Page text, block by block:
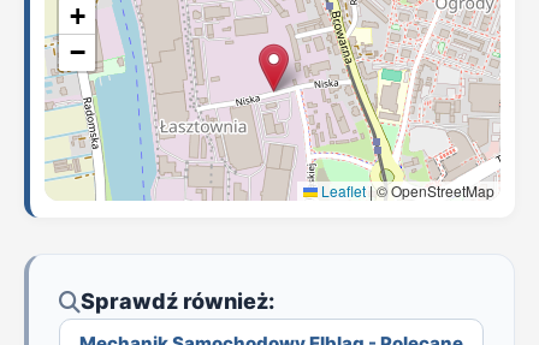
+
−
Leaflet |© OpenStreetMap
Sprawdź również: